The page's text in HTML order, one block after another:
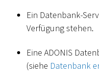
Ein Datenbank-
Verfügung stehen.
Eine ADONIS
(siehe Datenbank